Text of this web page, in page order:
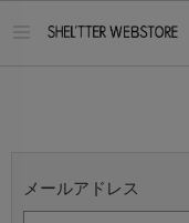
メールアドレス